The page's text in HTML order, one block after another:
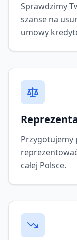
Sprawdzimy
szanse na
umowy
Przygotujemy
całej Polsce.